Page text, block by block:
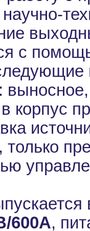
с
корпус
600А,